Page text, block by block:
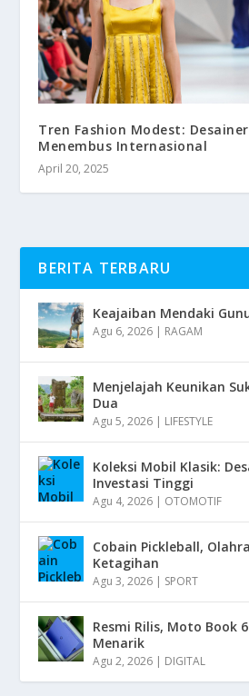
Tren Fashion Modest:
Menembus Internasional
April 20, 2025
BERITA TERBARU
Keajaiban Mendaki
Agu 6, 2026 | RAGAM
Menjelajah Keunikan
Dua
Agu 5, 2026 | LIFESTYLE
Koleksi Mobil Klasik:
Investasi Tinggi
Agu 4, 2026 | OTOMOTIF
Cobain Pickleball,
Ketagihan
Agu 3, 2026 | SPORT
Resmi Rilis, Moto Book
Menarik
Agu 2, 2026 | DIGITAL